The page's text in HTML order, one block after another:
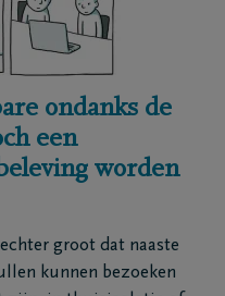
ondanks de
een
worden
groot dat naaste
kunnen bezoeken